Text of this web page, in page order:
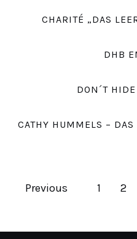
CHARITÉ „DAS
DHB
DON´T
CATHY HUMMELS –
Previous 1 2